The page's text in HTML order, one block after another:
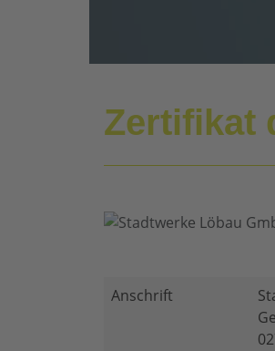
Zertifikat
Anschrift